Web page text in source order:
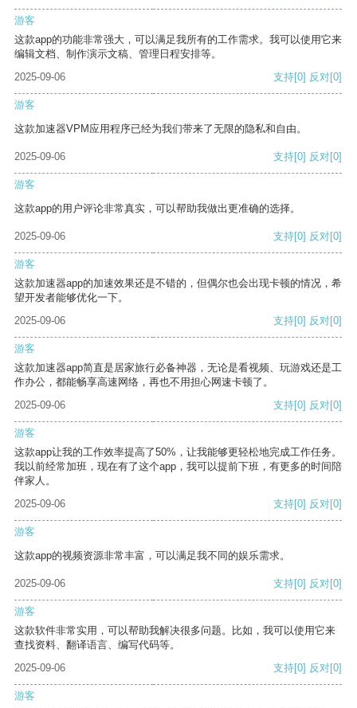
游客
这款app的功能非常强大，可以满足我所有的工作需求。我可以使用它来
编辑文档、制作演示文稿、管理日程安排等。
2025-09-06
支持[0] 反对[0]
游客
这款加速器VPM应用程序已经为我们带来了无限的隐私和自由。
2025-09-06 支持[0] 反对[0]
游客
这款app的用户评论非常真实，可以帮助我做出更准确的选择。
2025-09-06 支持[0] 反对[0]
游客
这款加速器app的加速效果还是不错的，但偶尔也会出现卡顿的情况，希
望开发者能够优化一下。
2025-09-06
支持[0] 反对[0]
游客
这款加速器app简直是居家旅行必备神器，无论是看视频、玩游戏还是工
作办公，都能畅享高速网络，再也不用担心网速卡顿了。
2025-09-06
支持[0] 反对[0]
游客
这款app让我的工作效率提高了50%，让我能够更轻松地完成工作任务。
我以前经常加班，现在有了这个app，我可以提前下班，有更多的时间陪
伴家人。
2025-09-06
支持[0] 反对[0]
游客
这款app的视频资源非常丰富，可以满足我不同的娱乐需求。
2025-09-06 支持[0] 反对[0]
游客
这款软件非常实用，可以帮助我解决很多问题。比如，我可以使用它来
查找资料、翻译语言、编写代码等。
2025-09-06
支持[0] 反对[0]
游客